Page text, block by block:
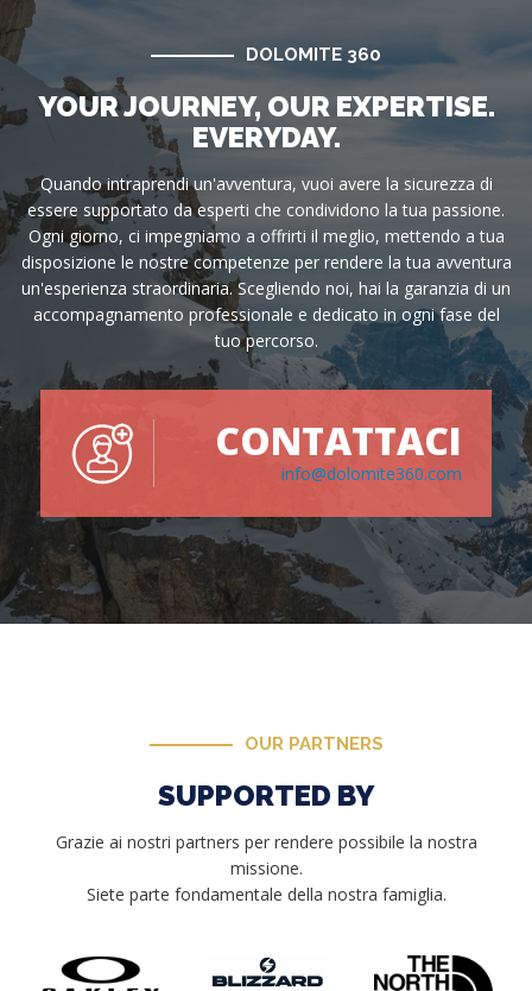
DOLOMITE 360
YOUR JOURNEY, OUR EXPERTISE.
EVERYDAY.
Quando intraprendi un'avventura, vuoi avere la sicurezza di
essere supportato da esperti che condividono la tua passione.
Ogni giorno, ci impegniamo a offrirti il meglio, mettendo a tua
disposizione le nostre competenze per rendere la tua avventura
un'esperienza straordinaria. Scegliendo noi, hai la garanzia di un
accompagnamento professionale e dedicato in ogni fase del
tuo percorso.
CONTATTACI
info@dolomite360.com
OUR PARTNERS
SUPPORTED BY
Grazie ai nostri partners per rendere possibile la nostra
missione.
Siete parte fondamentale della nostra famiglia.